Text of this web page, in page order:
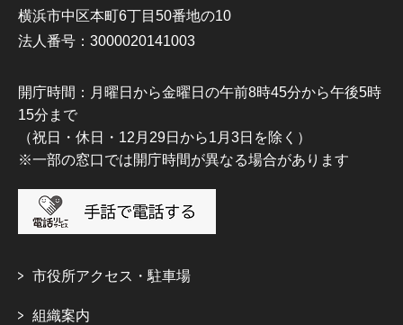
横浜市中区本町6丁目50番地の10
法人番号：3000020141003
開庁時間：月曜日から金曜日の午前8時45分から午後5時
15分まで
（祝日・休日・12月29日から1月3日を除く）
※一部の窓口では開庁時間が異なる場合があります
市役所アクセス・駐車場
組織案内